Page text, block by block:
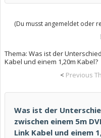
(Du musst angemeldet oder
Thema: Was ist der
Kabel und einem 1,20m Kabel?
< Previous
Was ist der
zwischen einem 5m
Link Kabel und einem